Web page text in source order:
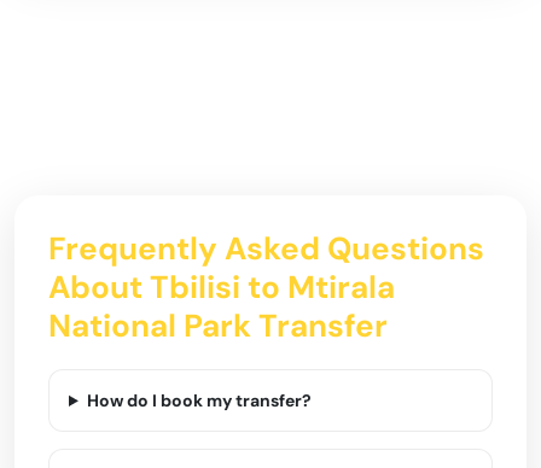
Frequently Asked Questions
About Tbilisi to Mtirala
National Park Transfer
How do I book my transfer?